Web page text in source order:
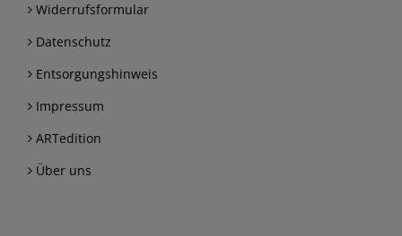
Widerrufsformular
Datenschutz
Entsorgungshinweis
Impressum
ARTedition
Über uns